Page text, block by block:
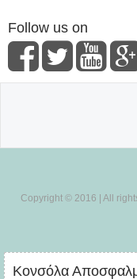
Follow us on
Copyright © 2016 | All
Κονσόλα